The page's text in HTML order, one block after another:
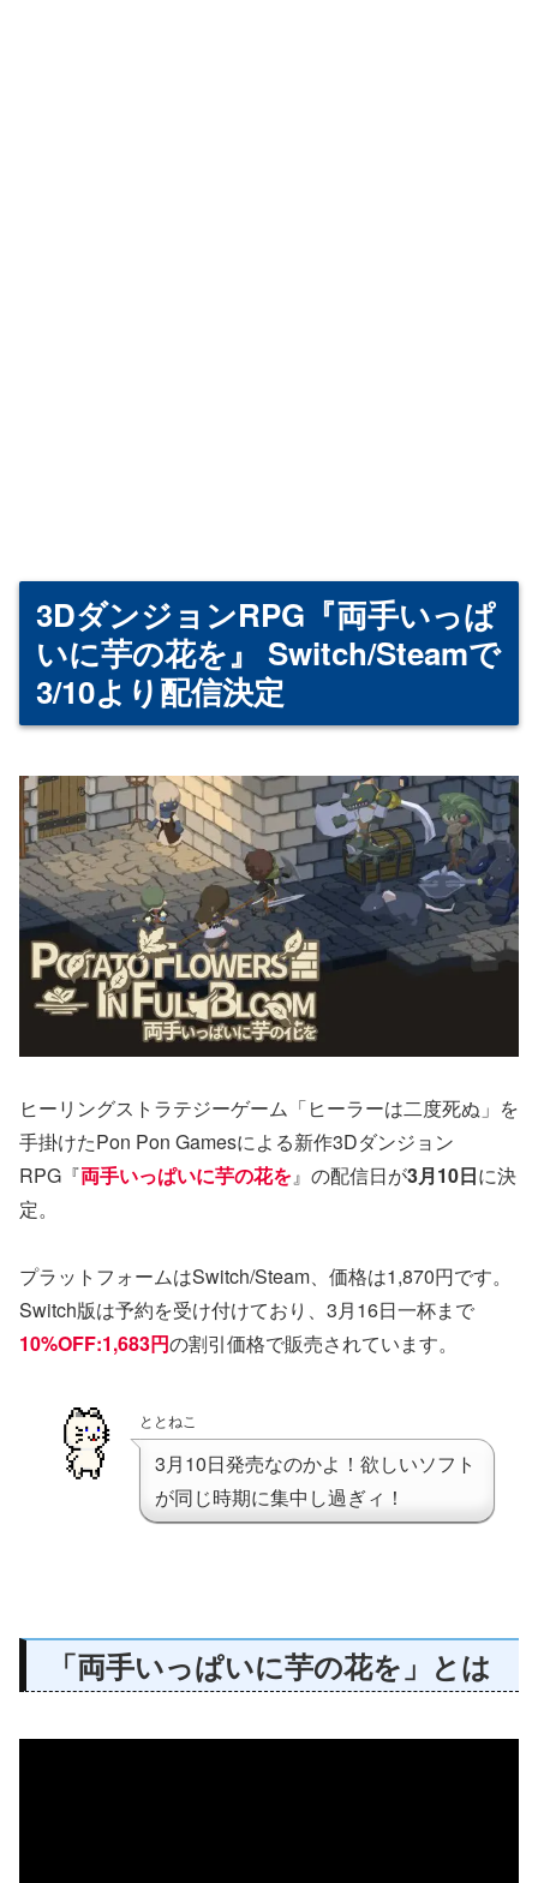
3DダンジョンRPG『両手いっぱ
いに芋の花を』 Switch/Steamで
3/10より配信決定
ヒーリングストラテジーゲーム「ヒーラーは二度死ぬ」を
手掛けたPon Pon Gamesによる新作3Dダンジョン
RPG『両手いっぱいに芋の花を』の配信日が3月10日に決
定。
プラットフォームはSwitch/Steam、価格は1,870円です。
Switch版は予約を受け付けており、3月16日一杯まで
10%OFF:1,683円の割引価格で販売されています。
ととねこ
3月10日発売なのかよ！欲しいソフト
が同じ時期に集中し過ぎィ！
「両手いっぱいに芋の花を」とは